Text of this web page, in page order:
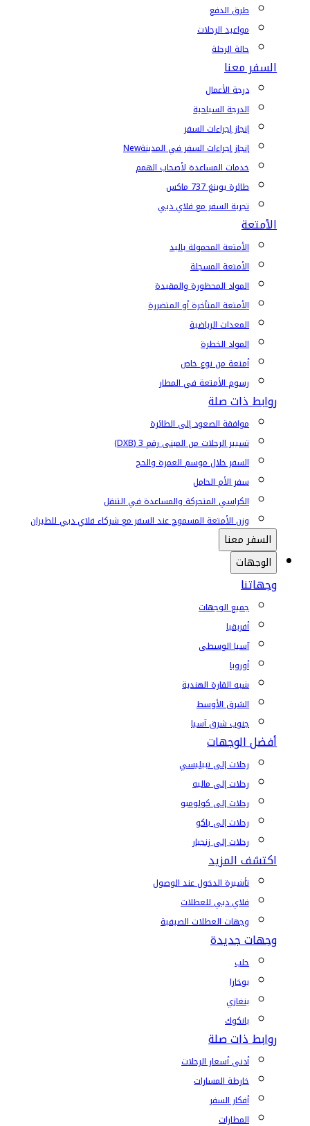
طرق الدفع
مواعيد الرحلات
حالة الرحلة
السفر معنا
درجة الأعمال
الدرجة السياحية
إنجاز إجراءات السفر
إنجاز إجراءات السفر في المدينةNew
خدمات المساعدة لأصحاب الهمم
طائرة بوينغ 737 ماكس
تجربة السفر مع فلاي دبي
الأمتعة
الأمتعة المحمولة باليد
الأمتعة المسجلة
المواد المحظورة والمقيدة
الأمتعة المتأخرة أو المتضررة
المعدات الرياضية
المواد الخطرة
أمتعة من نوع خاص
رسوم الأمتعة في المطار
روابط ذات صلة
موافقة الصعود إلى الطائرة
تسيير الرحلات من المبنى رقم 3 (DXB)
السفر خلال موسم العمرة والحج
سفر الأم الحامل
الكراسي المتحركة والمساعدة في التنقل
وزن الأمتعة المسموح عند السفر مع شركاء فلاي دبي للطيران
السفر معنا
الوجهات
وجهاتنا
جميع الوجهات
أفريقيا
آسيا الوسطى
أوروبا
شبه القارة الهندية
الشرق الأوسط
جنوب شرق آسيا
أفضل الوجهات
رحلات إلى تبيليسي
رحلات إلى ماليه
رحلات إلى كولومبو
رحلات إلى باكو
رحلات إلى زنجبار
اكتشف المزيد
تأشيرة الدخول عند الوصول
فلاي دبي للعطلات
وجهات العطلات الصيفية
وجهات جديدة
حلب
بوخارا
بنغازي
بانكوك
روابط ذات صلة
أدنى أسعار الرحلات
خارطة المسارات
أفكار السفر
المطارات